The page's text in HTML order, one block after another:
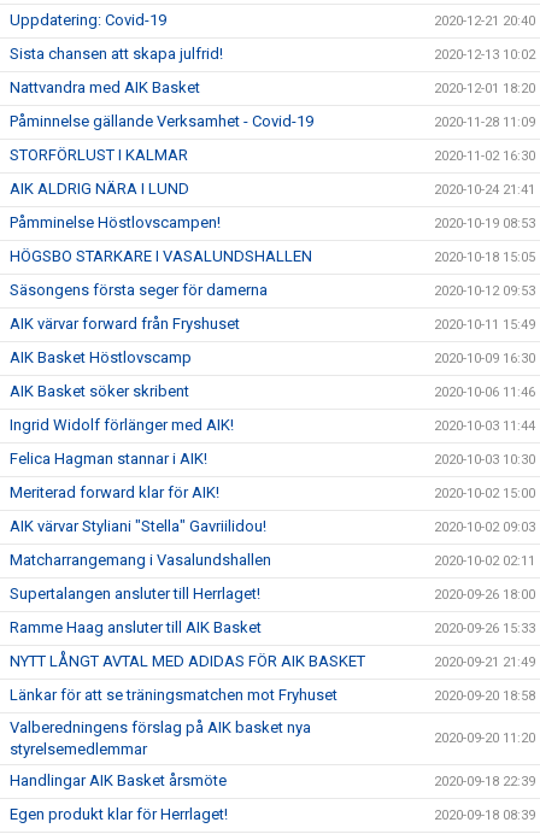
Uppdatering: Covid-19 2020-12-21 20:40
Sista chansen att skapa julfrid! 2020-12-13 10:02
Nattvandra med AIK Basket 2020-12-01 18:20
Påminnelse gällande Verksamhet - Covid-19 2020-11-28 11:09
STORFÖRLUST I KALMAR 2020-11-02 16:30
AIK ALDRIG NÄRA I LUND 2020-10-24 21:41
Påmminelse Höstlovscampen! 2020-10-19 08:53
HÖGSBO STARKARE I VASALUNDSHALLEN 2020-10-18 15:05
Säsongens första seger för damerna 2020-10-12 09:53
AIK värvar forward från Fryshuset 2020-10-11 15:49
AIK Basket Höstlovscamp 2020-10-09 16:30
AIK Basket söker skribent 2020-10-06 11:46
Ingrid Widolf förlänger med AIK! 2020-10-03 11:44
Felica Hagman stannar i AIK! 2020-10-03 10:30
Meriterad forward klar för AIK! 2020-10-02 15:00
AIK värvar Styliani "Stella" Gavriilidou! 2020-10-02 09:03
Matcharrangemang i Vasalundshallen 2020-10-02 02:11
Supertalangen ansluter till Herrlaget! 2020-09-26 18:00
Ramme Haag ansluter till AIK Basket 2020-09-26 15:33
NYTT LÅNGT AVTAL MED ADIDAS FÖR AIK BASKET 2020-09-21 21:49
Länkar för att se träningsmatchen mot Fryhuset 2020-09-20 18:58
Valberedningens förslag på AIK basket nya
styrelsemedlemmar
2020-09-20 11:20
Handlingar AIK Basket årsmöte 2020-09-18 22:39
Egen produkt klar för Herrlaget! 2020-09-18 08:39